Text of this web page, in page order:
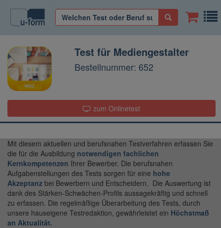
Test für Mediengestalter
Bestellnummer: 652
zum Onlinetest
Mit diesem aktuellen und berufsnahen Testverfahren erfassen Sie
die für die Ausbildung notwendigen fachlichen
Kernkompetenzen Ihrer Bewerber. Die berufsnahen
Aufgabenstellungen des Tests sorgen für eine hohe
Akzeptanz bei Bewerbern und Entscheidern. Die Auswertung ist
dank des Stärken-Schwächen-Profils aussagekräftig und schnell
zu erfassen. Die regelmäßige Überarbeitung des Tests, durch
unsere hauseigene Testredaktion, gewährleistet ein Höchstmaß
an Aktualität.